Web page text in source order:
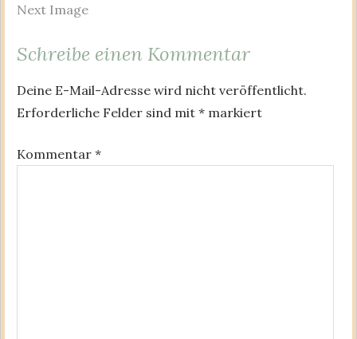
Next Image
Schreibe einen Kommentar
Deine E-Mail-Adresse wird nicht veröffentlicht.
Erforderliche Felder sind mit * markiert
Kommentar *